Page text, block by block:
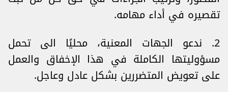
تقصيره في أداء مهامه.
2. ندعو الجهات المعنية، محليًا الى تحمل
مسؤوليتها الكاملة في هذا الإخفاق والعمل
على تعويض المتضررين بشكل عادل وعاجل.